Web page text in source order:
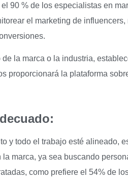
90 % de los especialistas en
el marketing de
la marca o la industria,
proporcionará la plataforma
y todo el trabajo esté alineado,
marca, ya sea buscando
como prefiere el 54% de